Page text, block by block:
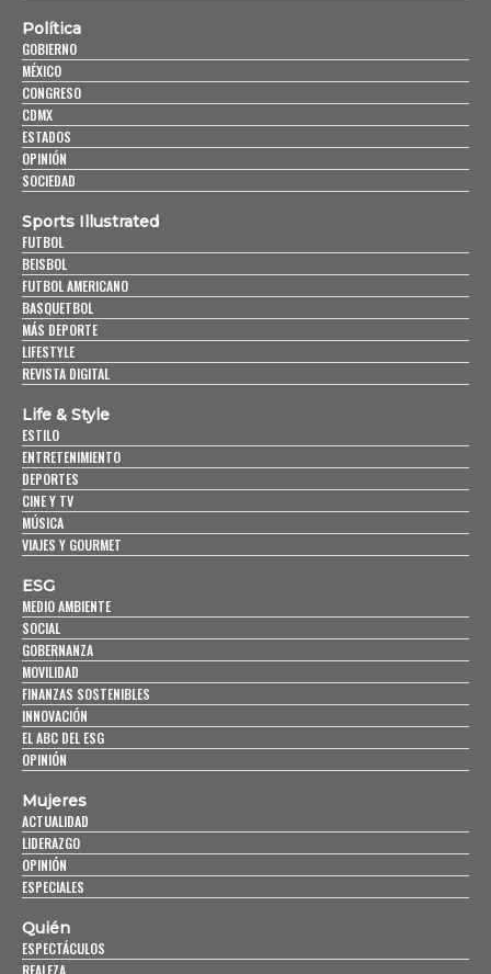
Política
GOBIERNO
MÉXICO
CONGRESO
CDMX
ESTADOS
OPINIÓN
SOCIEDAD
Sports Illustrated
FUTBOL
BEISBOL
FUTBOL AMERICANO
BASQUETBOL
MÁS DEPORTE
LIFESTYLE
REVISTA DIGITAL
Life & Style
ESTILO
ENTRETENIMIENTO
DEPORTES
CINE Y TV
MÚSICA
VIAJES Y GOURMET
ESG
MEDIO AMBIENTE
SOCIAL
GOBERNANZA
MOVILIDAD
FINANZAS SOSTENIBLES
INNOVACIÓN
EL ABC DEL ESG
OPINIÓN
Mujeres
ACTUALIDAD
LIDERAZGO
OPINIÓN
ESPECIALES
Quién
ESPECTÁCULOS
REALEZA